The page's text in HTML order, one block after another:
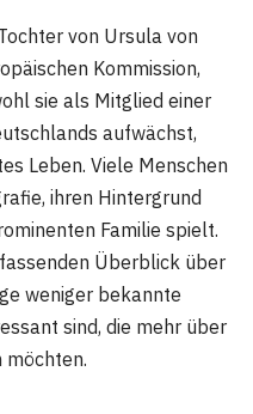
von Ursula von
Kommission,
sie als Mitglied einer
aufwächst,
Leben. Viele Menschen
ihren Hintergrund
Familie spielt.
Überblick über
weniger bekannte
sind, die mehr über
möchten.